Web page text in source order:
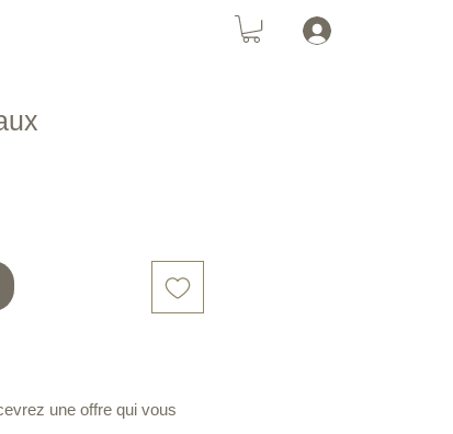
une offre qui vous